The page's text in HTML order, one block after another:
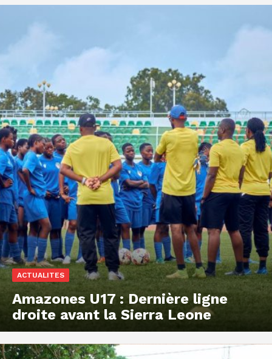
ACTUALITES
Amazones U17 : Dernière ligne
droite avant la Sierra Leone